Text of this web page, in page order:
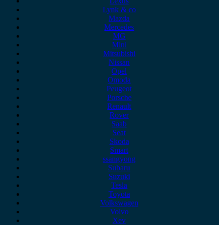
Lynk & co
Mazda
Mercedes
MG
Mini
Mitsubishi
Nissan
Opel
Omoda
Peugeot
Porsche
Renault
Rover
Saab
Seat
Skoda
Smart
ssangyong
Subaru
Suzuki
Tesla
Toyota
Volkswagen
Volvo
Xev